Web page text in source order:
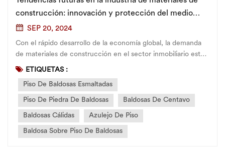
construcción: innovación y protección del medio
ambiente ecológico
SEP 20, 2024
Con el rápido desarrollo de la economía global, la demanda
de materiales de construcción en el sector inmobiliario está
aumentando. Sin embargo, en este proceso, las cuestiones
atención de la sociedad hacia...
ETIQUETAS :
Piso De Baldosas Esmaltadas
Piso De Piedra De Baldosas Baldosas De Centavo
Baldosas Cálidas Azulejo De Piso
Baldosa Sobre Piso De Baldosas